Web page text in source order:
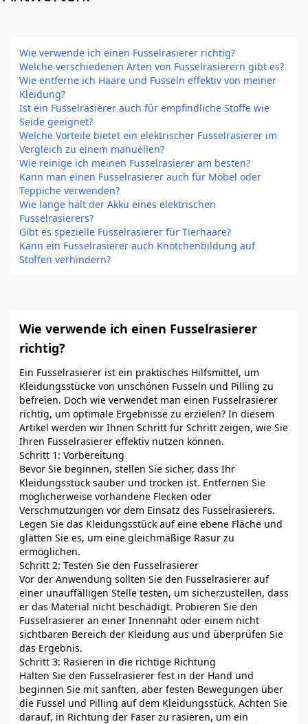
Wie verwende ich einen Fusselrasierer richtig?
Welche verschiedenen Arten von Fusselrasierern gibt es?
Wie entferne ich Haare und Fusseln effektiv von meiner
Kleidung?
Ist ein Fusselrasierer auch für empfindliche Stoffe wie
Seide geeignet?
Welche Vorteile bietet ein elektrischer Fusselrasierer im
Vergleich zu einem manuellen?
Wie reinige ich meinen Fusselrasierer am besten?
Kann man einen Fusselrasierer auch für Möbel oder
Teppiche verwenden?
Wie lange hält der Akku eines elektrischen
Fusselrasierers?
Gibt es spezielle Fusselrasierer für Tierhaare?
Kann ein Fusselrasierer auch Knötchenbildung auf
Stoffen verhindern?
Wie verwende ich einen Fusselrasierer
richtig?
Ein Fusselrasierer ist ein praktisches Hilfsmittel, um
Kleidungsstücke von unschönen Fusseln und Pilling zu
befreien. Doch wie verwendet man einen Fusselrasierer
richtig, um optimale Ergebnisse zu erzielen? In diesem
Artikel werden wir Ihnen Schritt für Schritt zeigen, wie Sie
Ihren Fusselrasierer effektiv nutzen können.
Schritt 1: Vorbereitung
Bevor Sie beginnen, stellen Sie sicher, dass Ihr
Kleidungsstück sauber und trocken ist. Entfernen Sie
möglicherweise vorhandene Flecken oder
Verschmutzungen vor dem Einsatz des Fusselrasierers.
Legen Sie das Kleidungsstück auf eine ebene Fläche und
glätten Sie es, um eine gleichmäßige Rasur zu
ermöglichen.
Schritt 2: Testen Sie den Fusselrasierer
Vor der Anwendung sollten Sie den Fusselrasierer auf
einer unauffälligen Stelle testen, um sicherzustellen, dass
er das Material nicht beschädigt. Probieren Sie den
Fusselrasierer an einer Innennaht oder einem nicht
sichtbaren Bereich der Kleidung aus und überprüfen Sie
das Ergebnis.
Schritt 3: Rasieren in die richtige Richtung
Halten Sie den Fusselrasierer fest in der Hand und
beginnen Sie mit sanften, aber festen Bewegungen über
die Fussel und Pilling auf dem Kleidungsstück. Achten Sie
darauf, in Richtung der Faser zu rasieren, um ein